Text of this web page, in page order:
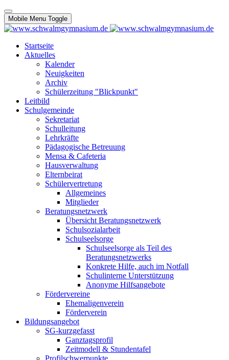
Mobile Menu Toggle
Startseite
Aktuelles
Kalender
Neuigkeiten
Archiv
Schülerzeitung "Blickpunkt"
Leitbild
Schulgemeinde
Sekretariat
Schulleitung
Lehrkräfte
Pädagogische Betreuung
Mensa & Cafeteria
Hausverwaltung
Elternbeirat
Schülervertretung
Allgemeines
Mitglieder
Beratungsnetzwerk
Übersicht Beratungsnetzwerk
Schulsozialarbeit
Schulseelsorge
Schulseelsorge als Teil des
Beratungsnetzwerks
Konkrete Hilfe, auch im Notfall
Schulinterne Unterstützung
Anonyme Hilfsangebote
Fördervereine
Ehemaligenverein
Förderverein
Bildungsangebot
SG-kurzgefasst
Ganztagsprofil
Zeitmodell & Stundentafel
Profilschwerpunkte